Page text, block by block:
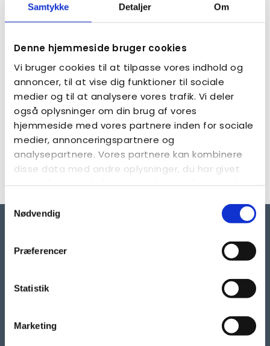
Samtykke Detaljer Om
Denne hjemmeside bruger cookies
Vi bruger cookies til at tilpasse vores indhold og
annoncer, til at vise dig funktioner til sociale
medier og til at analysere vores trafik. Vi deler
også oplysninger om din brug af vores
hjemmeside med vores partnere inden for sociale
medier, annonceringspartnere og
analysepartnere. Vores partnere kan kombinere
disse data med andre oplysninger, du har givet
dem, eller som de har indsamlet fra din brug af
Nødvendig
Præferencer
Statistik
Marketing
Aktuelt
Læs nyheder og meddelelser fra Kreds Vestegnen
LÆS MERE